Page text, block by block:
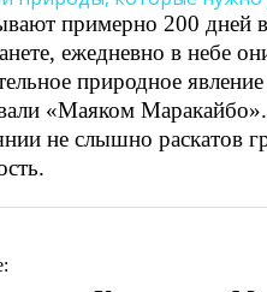
примерно 200 дней в
ежедневно в небе
природное
«Маяком
не слышно раскатов